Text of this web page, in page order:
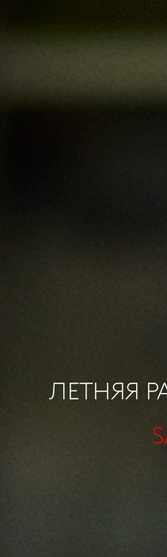
ЛЕТНЯЯ